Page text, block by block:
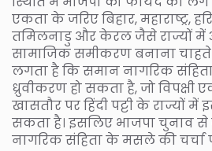
एकता के जरिए बिहार, महाराष्ट्र,
तमिलनाडु और केरल जैसे राज्यों में
सामाजिक समीकरण बनाना चाहते
लगता है कि समान नागरिक
ध्रुवीकरण हो सकता है, जो विपक्षी
खासतौर पर हिंदी पट्टी के राज्यों
सकता है। इसलिए भाजपा चुनाव
नागरिक संहिता के मसले की चर्चा